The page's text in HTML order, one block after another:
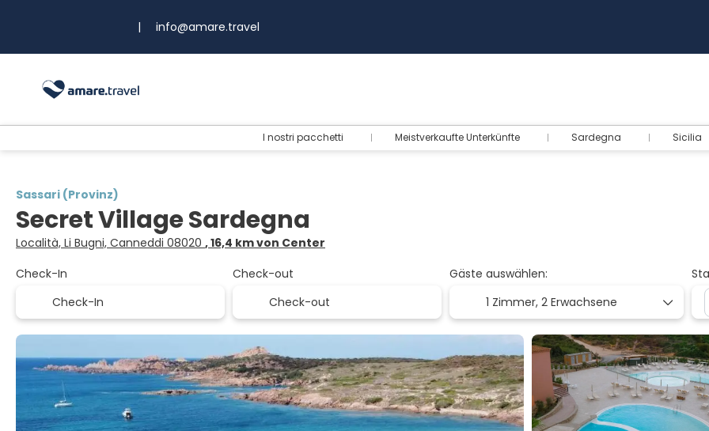
| info@amare.travel
I nostri pacchetti Meistverkaufte Unterkünfte Sardegna Sicilia
Sassari (Provinz)
Secret Village Sardegna
Località, Li Bugni, Canneddi 08020 , 16,4 km von Center
Check-In
Check-out
Gäste auswählen:
1 Zimmer, 2 Erwachsene